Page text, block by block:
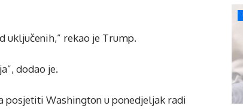
uključenih,” rekao je Trump.
dodao je.
Washington u ponedjeljak radi